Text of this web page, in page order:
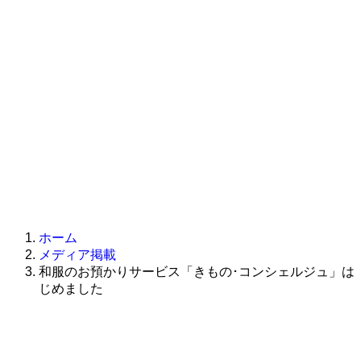
ホーム
メディア掲載
和服のお預かりサービス「きもの･コンシェルジュ」は
じめました